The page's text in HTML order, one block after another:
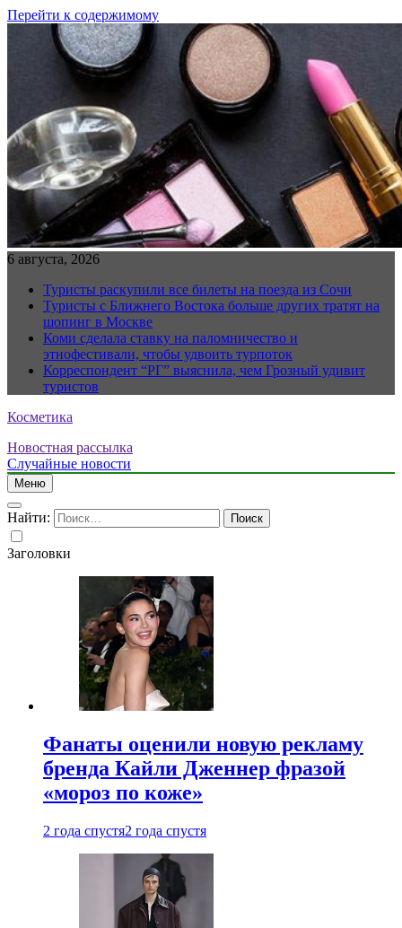
Перейти к содержимому
6 августа, 2026
Туристы раскупили все билеты на поезда из Сочи
Туристы с Ближнего Востока больше других тратят на
шопинг в Москве
Коми сделала ставку на паломничество и
этнофестивали, чтобы удвоить турпоток
Корреспондент “РГ” выяснила, чем Грозный удивит
туристов
Косметика
Новостная рассылка
Случайные новости
Меню
Найти:
Заголовки
Фанаты оценили новую рекламу
бренда Кайли Дженнер фразой
«мороз по коже»
2 года спустя2 года спустя